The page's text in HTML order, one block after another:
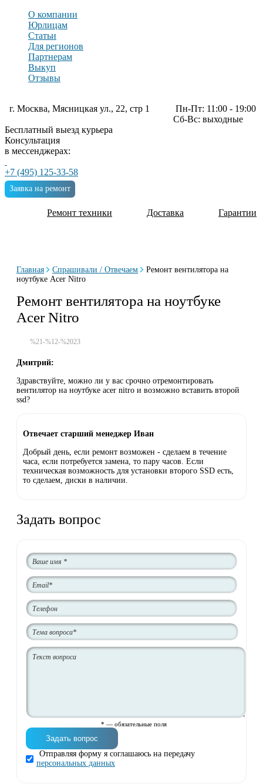
О компании
Юрлицам
Статьи
Для регионов
Партнерам
Выкуп
Отзывы
г. Москва, Мясницкая ул., 22, стр 1
Пн-Пт: 11:00 - 19:00
Сб-Вс: выходные
Бесплатный выезд курьера
Консультация
в мессенджерах:
+7 (495) 125-33-58
Заявка на ремонт
Ремонт техники Доставка Гарантии
Главная Спрашивали / Отвечаем
Ремонт вентилятора на
ноутбуке Acer Nitro
Ремонт вентилятора на ноутбуке
Acer Nitro
%21-%12-%2023
Дмитрий:
Здравствуйте, можно ли у вас срочно отремонтировать
вентилятор на ноутбуке acer nitro и возможно вставить второй
ssd?
Отвечает старший менеджер Иван
Добрый день, если ремонт возможен - сделаем в течение
часа, если потребуется замена, то пару часов. Если
техническая возможность для установки второго SSD есть,
то сделаем, диски в наличии.
Задать вопрос
* — обязательные поля
Отправляя форму я соглашаюсь на передачу
персональных данных